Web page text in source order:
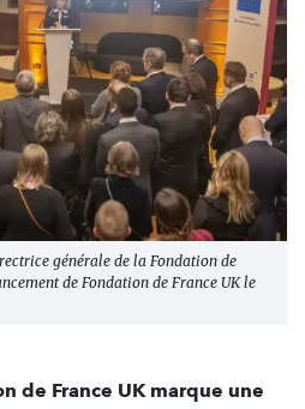
générale de la Fondation de
de Fondation de France UK le
de France UK marque une